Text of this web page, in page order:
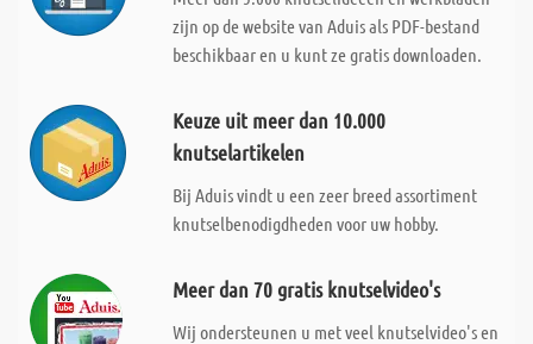
zijn op de website van Aduis als PDF-bestand
beschikbaar en u kunt ze gratis downloaden.
Keuze uit meer dan 10.000
knutselartikelen
Bij Aduis vindt u een zeer breed assortiment
knutselbenodigdheden voor uw hobby.
Meer dan 70 gratis knutselvideo's
Wij ondersteunen u met veel knutselvideo's en